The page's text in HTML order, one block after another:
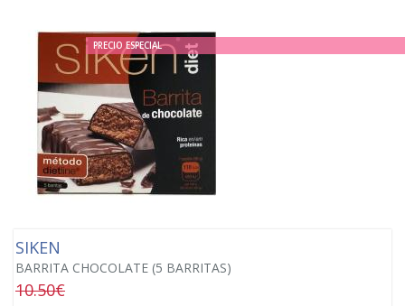
PRECIO ESPECIAL
SIKEN
BARRITA CHOCOLATE (5 BARRITAS)
10.50€